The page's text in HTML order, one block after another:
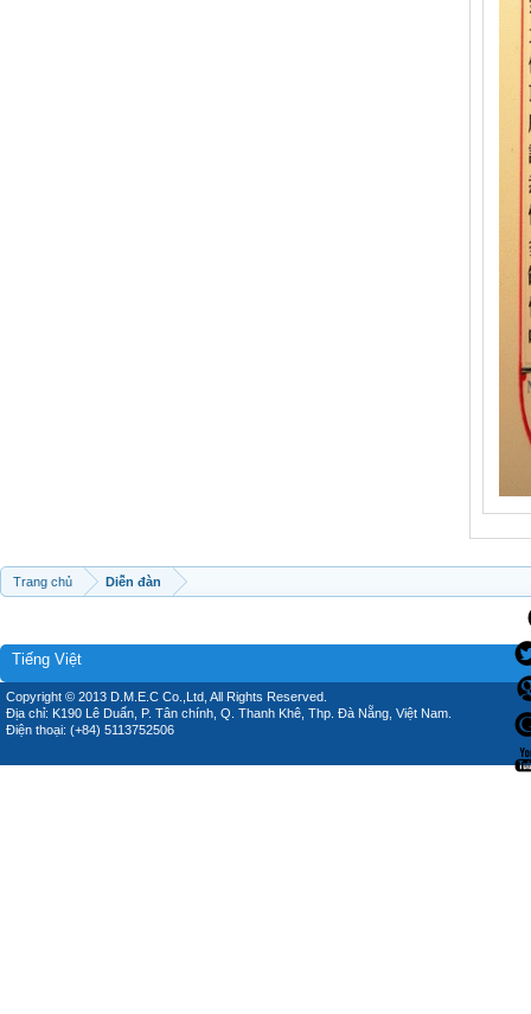
Trang chủ Diễn đàn
Tiếng Việt
Copyright © 2013 D.M.E.C Co.,Ltd, All Rights Reserved.
Địa chỉ: K190 Lê Duẩn, P. Tân chính, Q. Thanh Khê, Thp. Đà Nẵng, Việt Nam.
Điện thoại: (+84) 5113752506